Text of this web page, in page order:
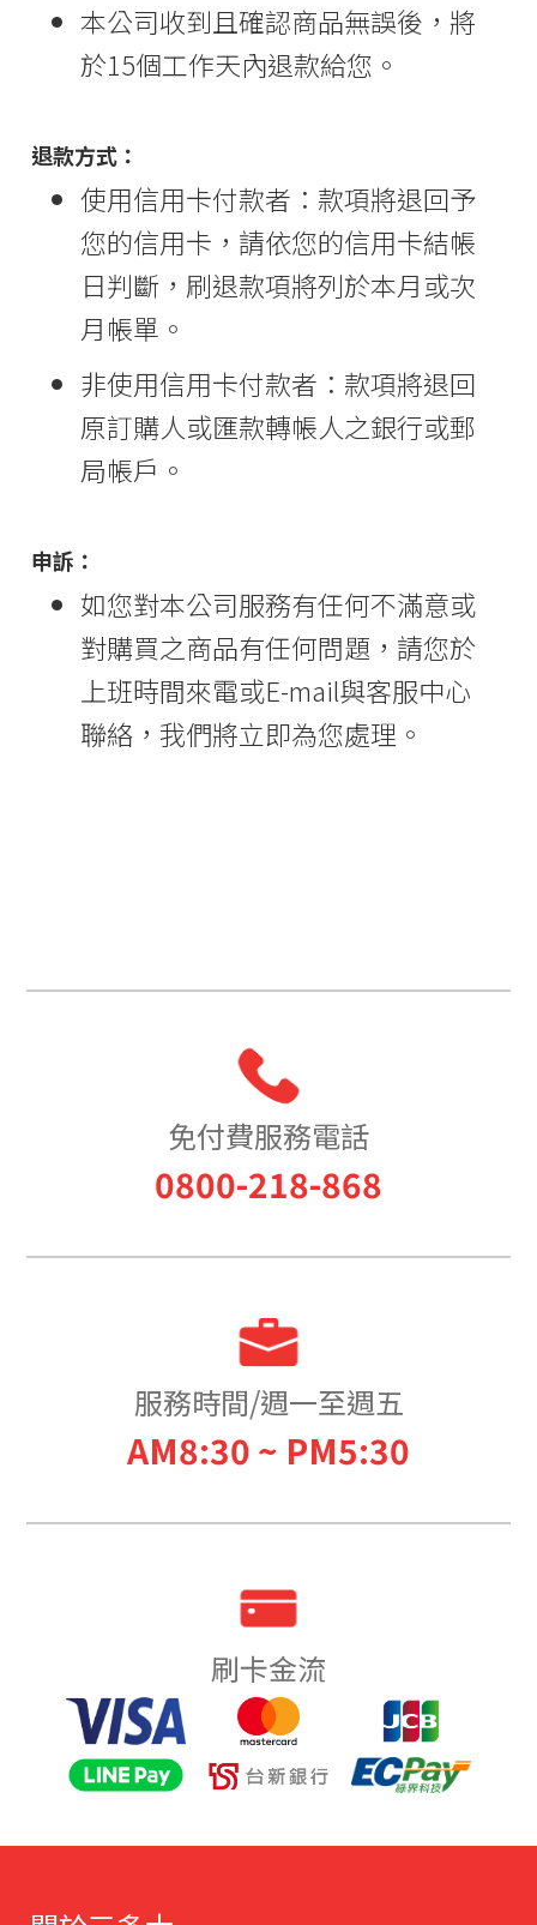
本公司收到且確認商品無誤後，將
於15個工作天內退款給您。
退款方式：
使用信用卡付款者：款項將退回予
您的信用卡，請依您的信用卡結帳
日判斷，刷退款項將列於本月或次
月帳單。
非使用信用卡付款者：款項將退回
原訂購人或匯款轉帳人之銀行或郵
局帳戶。
申訴：
如您對本公司服務有任何不滿意或
對購買之商品有任何問題，請您於
上班時間來電或E-mail與客服中心
聯絡，我們將立即為您處理。
免付費服務電話
0800-218-868
服務時間/週一至週五
AM8:30 ~ PM5:30
刷卡金流